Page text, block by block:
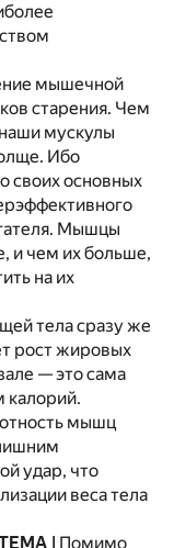
мышечной
старения. Чем
мускулы
Ибо
своих основных
Мышцы
и чем их больше,
на их
тела сразу же
рост жировых
— это сама
калорий.
мышц
удар, что
веса тела
|
Помимо